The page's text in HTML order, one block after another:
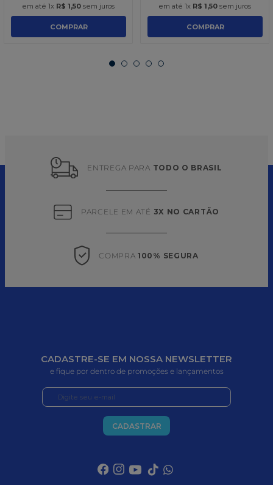
em até 1x R$ 1,50 sem juros
COMPRAR
em até 1x R$ 1,50 sem juros
COMPRAR
ENTREGA PARA TODO O BRASIL
PARCELE EM ATÉ 3X NO CARTÃO
COMPRA 100% SEGURA
CADASTRE-SE EM NOSSA NEWSLETTER
e fique por dentro de promoções e lançamentos
CADASTRAR